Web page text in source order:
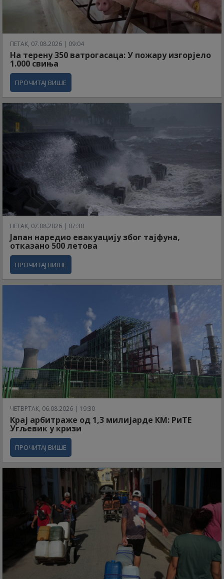
ПЕТАК, 07.08.2026 | 09:04
На терену 350 ватрогасаца: У пожару изгорјело
1.000 свиња
ПРОЧИТАЈ ВИШЕ
ПЕТАК, 07.08.2026 | 07:30
Јапан наредио евакуацију због тајфуна,
отказано 500 летова
ПРОЧИТАЈ ВИШЕ
ЧЕТВРТАК, 06.08.2026 | 19:30
Крај арбитраже од 1,3 милијарде КМ: РиТЕ
Угљевик у кризи
ПРОЧИТАЈ ВИШЕ